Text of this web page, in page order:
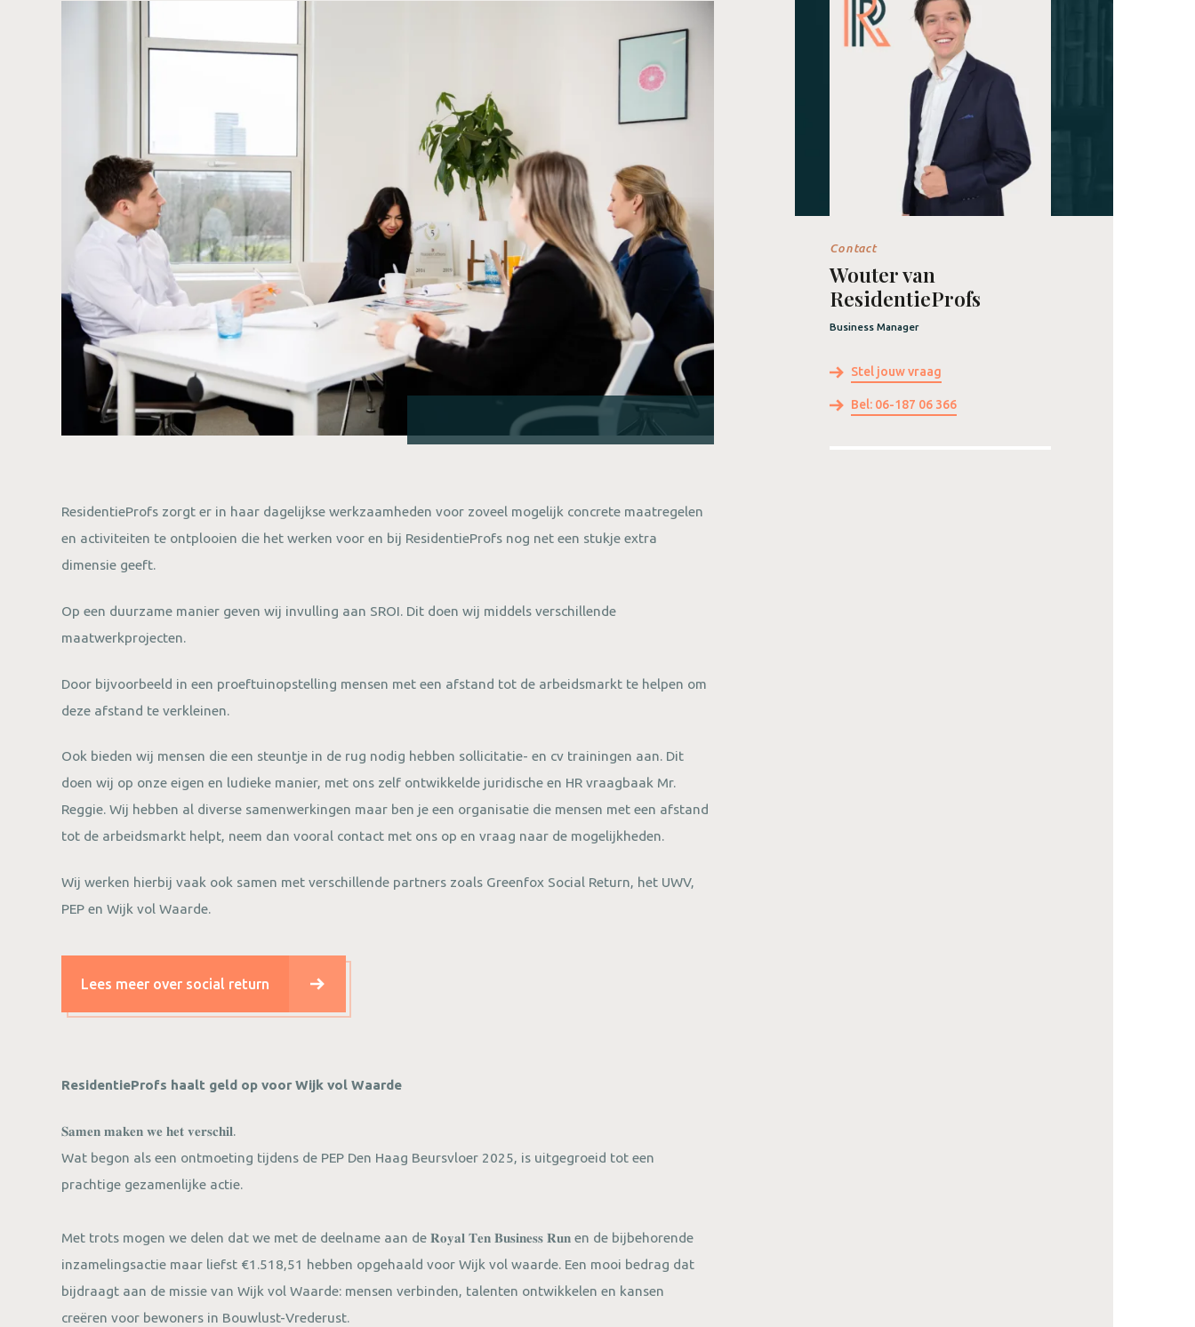
ResidentieProfs zorgt er in haar dagelijkse werkzaamheden voor zoveel mogelijk concrete maatregelen
en activiteiten te ontplooien die het werken voor en bij ResidentieProfs nog net een stukje extra
dimensie geeft.
Op een duurzame manier geven wij invulling aan SROI. Dit doen wij middels verschillende
maatwerkprojecten.
Door bijvoorbeeld in een proeftuinopstelling mensen met een afstand tot de arbeidsmarkt te helpen om
deze afstand te verkleinen.
Ook bieden wij mensen die een steuntje in de rug nodig hebben sollicitatie- en cv trainingen aan. Dit
doen wij op onze eigen en ludieke manier, met ons zelf ontwikkelde juridische en HR vraagbaak Mr.
Reggie. Wij hebben al diverse samenwerkingen maar ben je een organisatie die mensen met een afstand
tot de arbeidsmarkt helpt, neem dan vooral contact met ons op en vraag naar de mogelijkheden.
Wij werken hierbij vaak ook samen met verschillende partners zoals Greenfox Social Return, het UWV,
PEP en Wijk vol Waarde.
Lees meer over social return
ResidentieProfs haalt geld op voor Wijk vol Waarde
𝐒𝐚𝐦𝐞𝐧 𝐦𝐚𝐤𝐞𝐧 𝐰𝐞 𝐡𝐞𝐭 𝐯𝐞𝐫𝐬𝐜𝐡𝐢𝐥.
Wat begon als een ontmoeting tijdens de PEP Den Haag Beursvloer 2025, is uitgegroeid tot een
prachtige gezamenlijke actie.
Met trots mogen we delen dat we met de deelname aan de 𝐑𝐨𝐲𝐚𝐥 𝐓𝐞𝐧 𝐁𝐮𝐬𝐢𝐧𝐞𝐬𝐬 𝐑𝐮𝐧 en de bijbehorende
inzamelingsactie maar liefst €1.518,51 hebben opgehaald voor Wijk vol waarde. Een mooi bedrag dat
bijdraagt aan de missie van Wijk vol Waarde: mensen verbinden, talenten ontwikkelen en kansen
creëren voor bewoners in Bouwlust-Vrederust.
Contact
Wouter van
ResidentieProfs
Business Manager
Stel jouw vraag
Bel: 06-187 06 366